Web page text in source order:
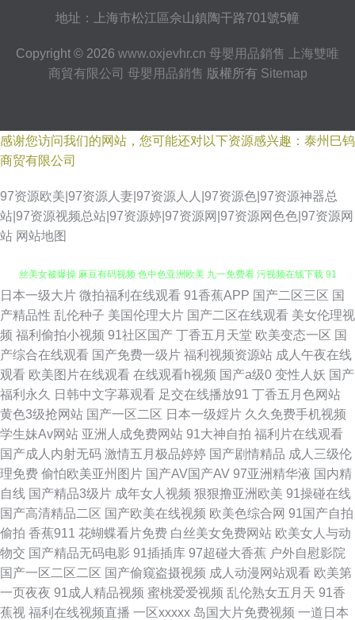
地址：上海市松江區佘山鎮陶干路701號5幢
Copyright © 2026 www.oxjevhr.cn 母嬰用品銷售
上海雙唯
商貿有限公司 母嬰用品銷售 版權所有 Sitemap
感谢您访问我们的网站，您可能还对以下资源感兴趣：泰州巳钨
商贸有限公司
97资源欧美|97资源人妻|97资源人人|97资源色|97资源神器总
站|97资源视频总站|97资源婷|97资源网|97资源网色色|97资源网
站 网站地图
爱豆传媒TVxX 大香蕉网超碰 婷婷两性网 2026在线h网 97超踫成人福利 黑
丝美女被爆操 麻豆有码视频 色中色亚洲欧美 九一免费看 污视频在线下载 91
网站黄 国产海角社区 日韩无码三级片 肏屄网导航 玖玖资源热 人人妻人人操
人人 影音先锋人妻 AV成人资源在线 精品国产九九 日本A片网址 香蕉伊人 ts
人妖交友网站 激情黄色av 欧美婷婷综合 色综合蜜桃网 91爱爱 大香蕉AB片
美女微拍福利 日韩肏道 亚洲欧美日韩簧片 超碰蝴蝶乐 国产综合三级 美女电
影 欧美色站导航豆花 伊人久肏 91路cn 大香蕉6 激情av入口 日日肏肏 91夫
妻电影 伊人福利导航 91免费看网站 超碰在线资源总站 狠狠干哦日本 人人爱
人人摸 丝袜AV影院 91黑丝 黄色视频久久 91天堂午夜 91看国产导航 男人天
日本一级大片 微拍福利在线观看 91香蕉APP 国产二区三区 国
产精品性 乱伦种子 美国伦理大片 国产二区在线观看 美女伦理视
频 福利偷拍小视频 91社区国产 丁香五月天堂 欧美变态一区 国
产综合在线观看 国产免费一级片 福利视频资源站 成人午夜在线
观看 欧美图片在线观看 在线观看h视频 国产a级0 变性人妖 国产
福利永久
日韩中文字幕观看 足交在线播放91 丁香五月色网站
黄色3级抢网站 国产一区二区 日本一级婬片 久久免费手机视频
学生妹Av网站 亚洲人成免费网站 91大神自拍 福利片在线观看
国产成人内射无码 激情五月极品婷婷 国产剧情精品 成人三级伦
理免费 偷怕欧美亚州图片 国产AV国产AV 97亚洲精华液 国内精
自线 国产精品3级片 成年女人视频 狠狠撸亚洲欧美 91操碰在线
国产高清精品二区 国产欧美在线视频 欧美色综合网 91国产自拍
偷拍 香蕉911 花蝴蝶看片免费 白丝美女免费网站 欧美女人与动
物交 国产精品无码电影 91插插库 97超碰大香蕉 户外自慰影院
国产一区二区二区 国产偷窥盗摄视频 成人动漫网站观看 欧美第
一页夜夜 91成人精品视频 蜜桃爱爱视频 乱伦熟女五月天 91香
蕉视 福利在线视频直播 一区xxxxx 岛国大片免费视频 一道日本